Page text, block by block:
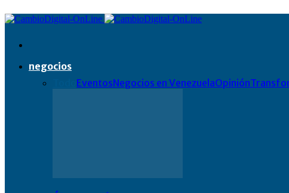
negocios
EventosNegocios en VenezuelaOpinión